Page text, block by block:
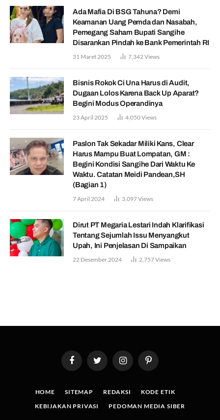
Ada Mafia Di BSG Tahuna? Demi
Keamanan Uang Pemda dan Nasabah,
Pemegang Saham Bupati Sangihe
Disarankan Pindah ke Bank Pemerintah RI
31 Maret 2025 7,342 Views
Bisnis Rokok Ci Una Harus di Audit,
Dugaan Lolos Karena Back Up Aparat?
Begini Modus Operandinya
23 April 2025 4,050Views
Paslon Tak Sekadar Miliki Kans, Clear
Harus Mampu Buat Lompatan, GM :
Begini Kondisi Sangihe Dari Waktu Ke
Waktu. Catatan Meidi Pandean,SH
(Bagian 1)
7 April 2024 3,097Views
Dirut PT Megaria Lestari Indah Klarifikasi
Tentang Sejumlah Issu Menyangkut
Upah, Ini Penjelasan Di Sampaikan
22 Desember 2024 2,757Views
FacebookTwitter InstagramPinterest
HOME SITEMAP REDAKSI
KODE ETIK
KEBIJAKAN PRIVASI
PEDOMAN MEDIA SIBER